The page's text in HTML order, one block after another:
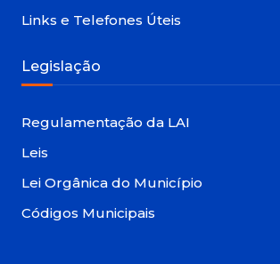
Links e Telefones Úteis
Legislação
Regulamentação da LAI
Leis
Lei Orgânica do Município
Códigos Municipais